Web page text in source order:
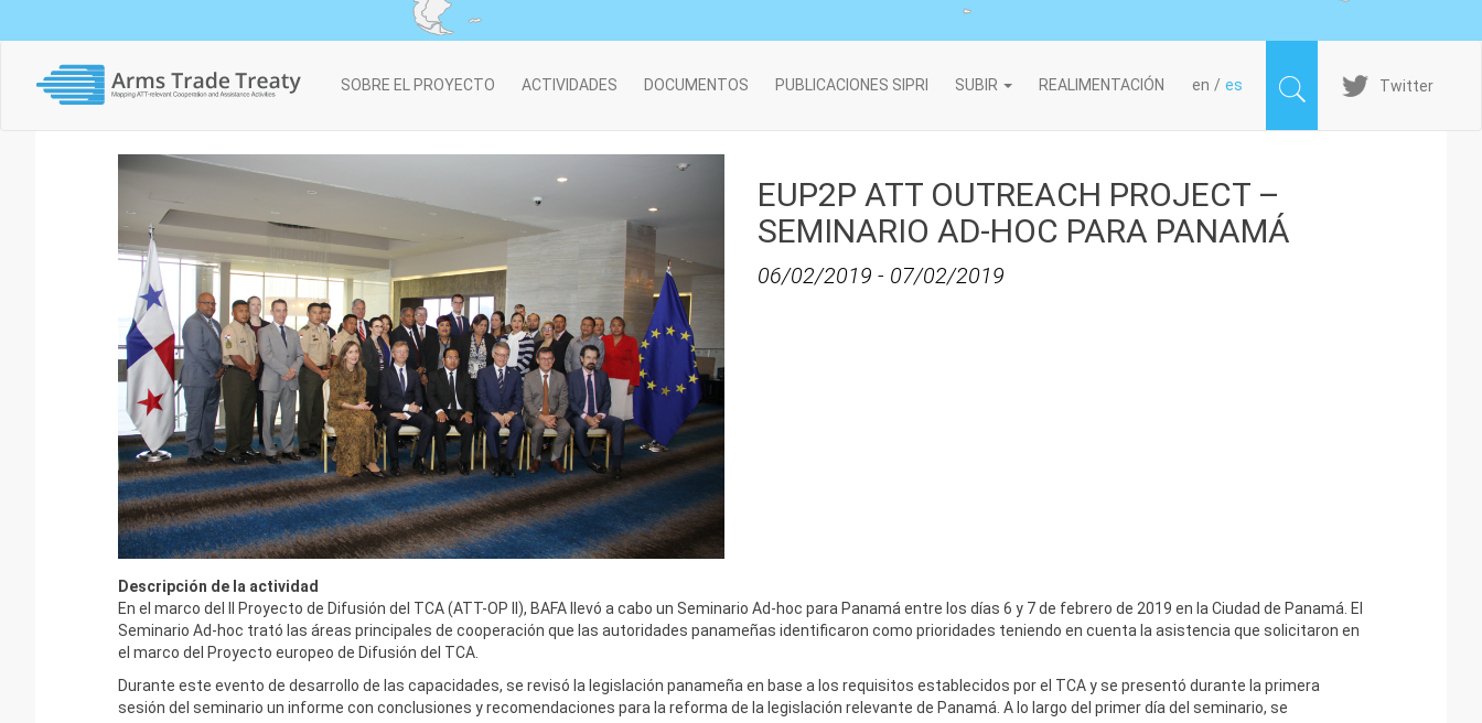
Main
SOBRE EL PROYECTO ACTIVIDADES DOCUMENTOS PUBLICACIONES SIPRI SUBIR REALIMENTACIÓN en es ImagenTwitter
EUP2P ATT OUTREACH PROJECT –
SEMINARIO AD-HOC PARA PANAMÁ
06/02/2019 - 07/02/2019
Descripción de la actividad
En el marco del II Proyecto de Difusión del TCA (ATT-OP II), BAFA llevó a cabo un Seminario Ad-hoc para Panamá entre los días 6 y 7 de febrero de 2019 en la Ciudad de Panamá. El
Seminario Ad-hoc trató las áreas principales de cooperación que las autoridades panameñas identificaron como prioridades teniendo en cuenta la asistencia que solicitaron en
el marco del Proyecto europeo de Difusión del TCA.
Durante este evento de desarrollo de las capacidades, se revisó la legislación panameña en base a los requisitos establecidos por el TCA y se presentó durante la primera
sesión del seminario un informe con conclusiones y recomendaciones para la reforma de la legislación relevante de Panamá. A lo largo del primer día del seminario, se